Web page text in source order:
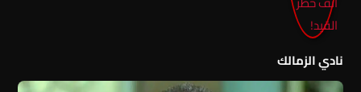
نادي الزمالك